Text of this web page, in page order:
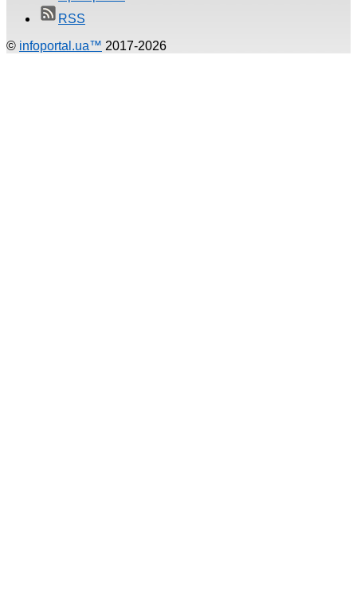
RSS
© infoportal.ua™ 2017-2026